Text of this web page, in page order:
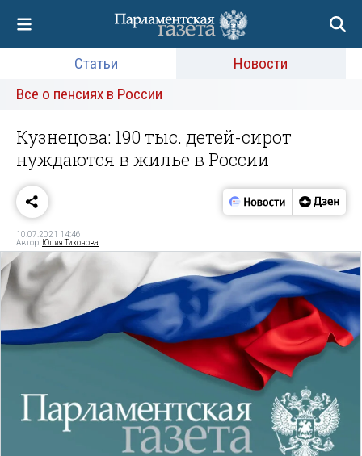
Статьи
Новости
Все о пенсиях в России
Кузнецова: 190 тыс. детей-сирот
нуждаются в жилье в России
10.07.2021 14:46
Автор: Юлия Тихонова